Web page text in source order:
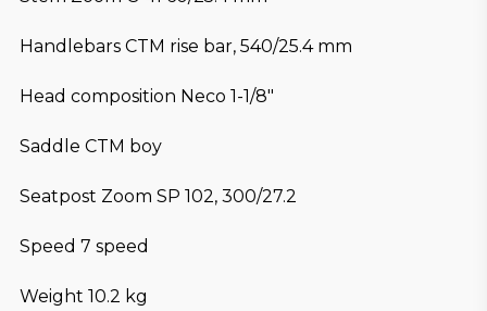
Handlebars CTM rise bar, 540/25.4 mm
Head composition Neco 1-1/8″
Saddle CTM boy
Seatpost Zoom SP 102, 300/27.2
Speed 7 speed
Weight 10.2 kg